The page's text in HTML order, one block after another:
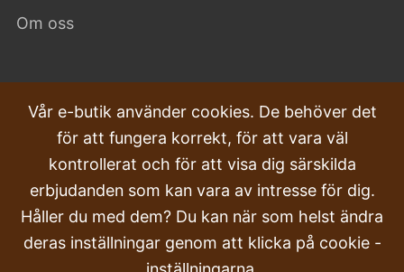
Om oss
VANLIGA FRÅGOR
Klagomål
Transport och leverans
Beställa
Returer & Återbetalningar
Vår e-butik använder cookies. De behöver det
för att fungera korrekt, för att vara väl
kontrollerat och för att visa dig särskilda
erbjudanden som kan vara av intresse för dig.
Håller du med dem? Du kan när som helst ändra
deras inställningar genom att klicka på cookie -